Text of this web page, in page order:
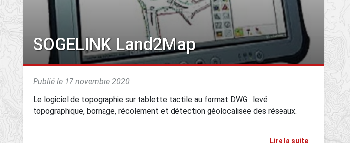
SOGELINK Land2Map
Publié le 17 novembre 2020
Le logiciel de topographie sur tablette tactile au format DWG : levé
topographique, bornage, récolement et détection géolocalisée des réseaux.
Lire la suite